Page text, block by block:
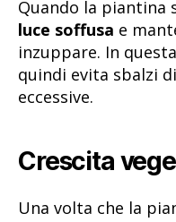
Quando la piantina
luce soffusa e
inzuppare. In
quindi evita sbalzi
eccessive.
Crescita
Una volta che la